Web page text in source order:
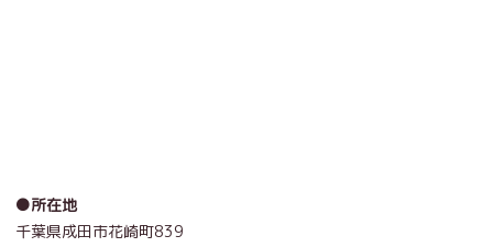
●所在地
千葉県成田市花崎町839